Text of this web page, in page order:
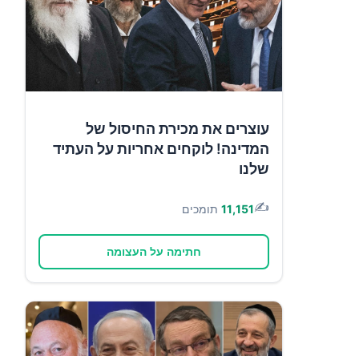
עוצרים את מכירת החיסול של
המדינה! לוקחים אחריות על העתיד
שלנו
✍️
11,151 תומכים
חתימה על העצומה